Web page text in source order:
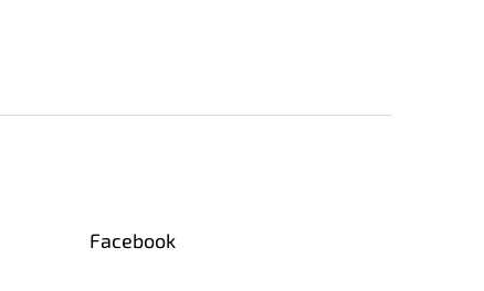
Facebook